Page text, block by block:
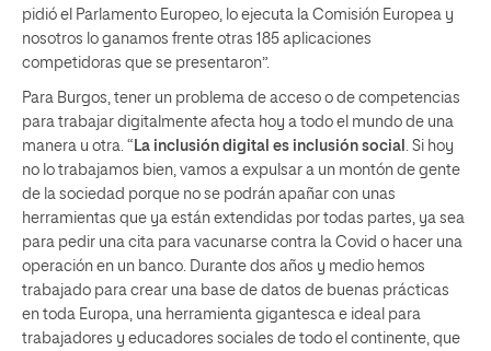
pidió el Parlamento Europeo, lo ejecuta la Comisión Europea y
nosotros lo ganamos frente otras 185 aplicaciones
competidoras que se presentaron”.
Para Burgos, tener un problema de acceso o de competencias
para trabajar digitalmente afecta hoy a todo el mundo de una
manera u otra. “ La inclusión digital es inclusión social
. Si hoy
no lo trabajamos bien, vamos a expulsar a un montón de gente
de la sociedad porque no se podrán apañar con unas
herramientas que ya están extendidas por todas partes, ya sea
para pedir una cita para vacunarse contra la Covid o hacer una
operación en un banco. Durante dos años y medio hemos
trabajado para crear una base de datos de buenas prácticas
en toda Europa, una herramienta gigantesca e ideal para
trabajadores y educadores sociales de todo el continente, que